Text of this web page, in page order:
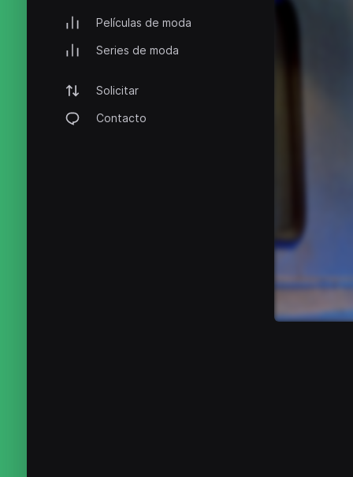
Películas de moda
Series de moda
Solicitar
Contacto